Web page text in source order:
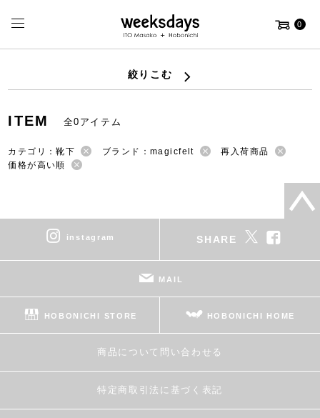
0
絞りこむ
ITEM 全0アイテム
カテゴリ：靴下 ブランド：magicfelt
再入荷商品
価格が高い順
instagram SHARE
MAIL
HOBONICHI STORE HOBONICHI HOME
商品について問い合わせる
特定商取引法に基づく表記